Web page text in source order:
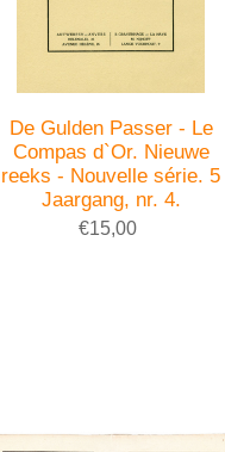
De Gulden Passer - Le
Compas d`Or. Nieuwe
reeks - Nouvelle série. 5
Jaargang, nr. 4.
€15,00